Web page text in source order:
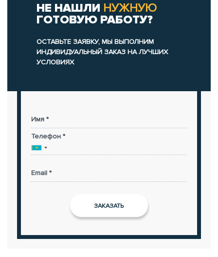
НЕ НАШЛИ НУЖНУЮ
ГОТОВУЮ РАБОТУ?
ОСТАВЬТЕ ЗАЯВКУ, МЫ ВЫПОЛНИМ
ИНДИВИДУАЛЬНЫЙ ЗАКАЗ НА ЛУЧШИХ
УСЛОВИЯХ
Имя *
Телефон *
Email *